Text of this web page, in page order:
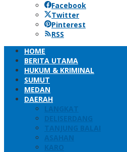
Facebook
Twitter
Pinterest
RSS
HOME
BERITA UTAMA
HUKUM & KRIMINAL
SUMUT
MEDAN
DAERAH
LANGKAT
DELISERDANG
TANJUNG BALAI
ASAHAN
KARO